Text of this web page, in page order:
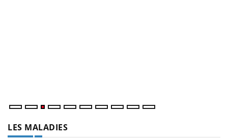
LES MALADIES